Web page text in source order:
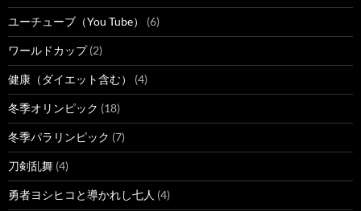
ユーチューブ（You Tube） (6)
ワールドカップ(2)
健康（ダイエット含む） (4)
冬季オリンピック (18)
冬季パラリンピック (7)
刀剣乱舞 (4)
勇者ヨシヒコと導かれし七人 (4)